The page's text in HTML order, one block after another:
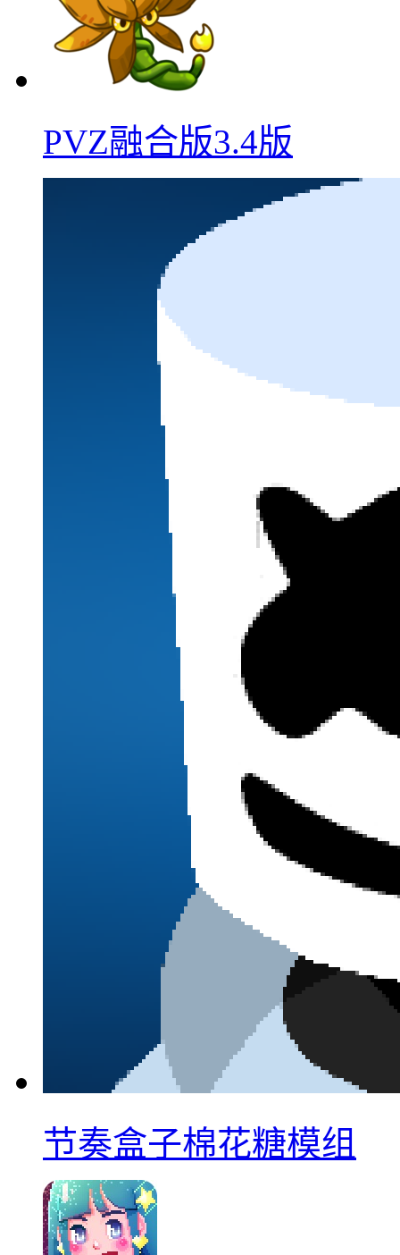
PVZ融合版3.4版
节奏盒子棉花糖模组